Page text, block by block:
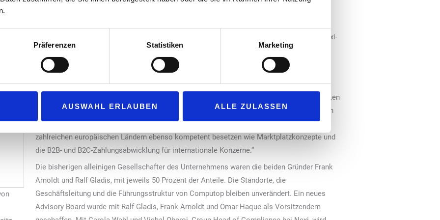
Präferenzen Statistiken Marketing
AUSWAHL ERLAUBEN ALLE ZULASSEN
Handel zu finanzieren und ermöglicht die tiefe
und E-Commerce-Fähigkeiten. Das schafft
in weitere Branchen, auch durch die Vernetzung von Computop mit anderen Unternehmen im Nexi-
Ansatz mit Schnittstellen zu mehr als 50 internationalen Acquiring-Unternehmen wird
frei wählen, mit welchen Acquirern sie arbeiten möchten.
Ralf Gladis, CEO und Gesellschafter von Computop: „Mit Nexi haben wir uns für einen starken
Gesellschafter entschieden, dessen internationale Ausrichtung die weitere Entwicklung von
Computop ideal unterstützt. Gemeinsam werden wir lokale Omnichannel-Services in
zahlreichen europäischen Ländern ebenso kompetent besetzen wie Marktplatzkonzepte und
die B2B- und B2C-Zahlungsabwicklung für internationale Konzerne.“
Die bisherigen alleinigen Gesellschafter des Unternehmens waren die beiden Gründer Frank
Arnoldt und Ralf Gladis, mit jeweils 50 Prozent der Anteile. Die Standorte, die
Geschäftsleitung und die Führungsstruktur von Computop bleiben unverändert. Ein neues
Advisory Board wurde mit Ralf Gladis, Frank Arnoldt und Omar Haque als Vorsitzendem